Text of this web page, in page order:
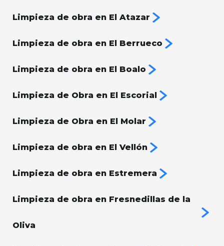
Limpieza de obra en El Atazar
Limpieza de obra en El Berrueco
Limpieza de obra en El Boalo
Limpieza de Obra en El Escorial
Limpieza de Obra en El Molar
Limpieza de obra en El Vellón
Limpieza de obra en Estremera
Limpieza de obra en Fresnedillas de la
Oliva